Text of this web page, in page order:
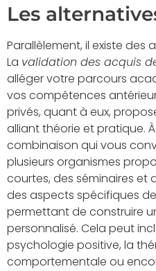
Les
Parallèlement, il existe des
La validation des acquis
alléger votre parcours
vos compétences
privés, quant à eux,
alliant théorie et pratique.
combinaison qui vous
plusieurs organismes
courtes, des séminaires et
des aspects spécifiques
permettant de construire
personnalisé. Cela peut
psychologie positive, la
comportementale ou